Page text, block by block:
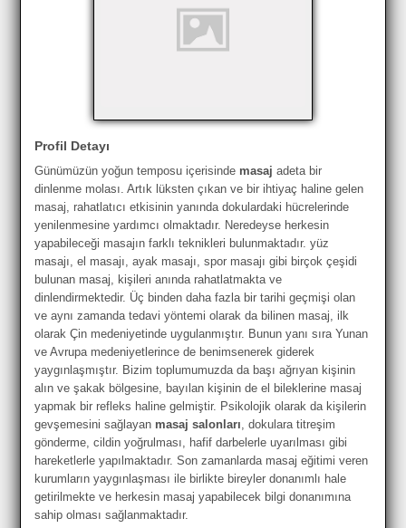
Profil Detayı
Günümüzün yoğun temposu içerisinde masaj adeta bir
dinlenme molası. Artık lüksten çıkan ve bir ihtiyaç haline gelen
masaj, rahatlatıcı etkisinin yanında dokulardaki hücrelerinde
yenilenmesine yardımcı olmaktadır. Neredeyse herkesin
yapabileceği masajın farklı teknikleri bulunmaktadır. yüz
masajı, el masajı, ayak masajı, spor masajı gibi birçok çeşidi
bulunan masaj, kişileri anında rahatlatmakta ve
dinlendirmektedir. Üç binden daha fazla bir tarihi geçmişi olan
ve aynı zamanda tedavi yöntemi olarak da bilinen masaj, ilk
olarak Çin medeniyetinde uygulanmıştır. Bunun yanı sıra Yunan
ve Avrupa medeniyetlerince de benimsenerek giderek
yaygınlaşmıştır. Bizim toplumumuzda da başı ağrıyan kişinin
alın ve şakak bölgesine, bayılan kişinin de el bileklerine masaj
yapmak bir refleks haline gelmiştir. Psikolojik olarak da kişilerin
gevşemesini sağlayan masaj salonları , dokulara titreşim
gönderme, cildin yoğrulması, hafif darbelerle uyarılması gibi
hareketlerle yapılmaktadır. Son zamanlarda masaj eğitimi veren
kurumların yaygınlaşması ile birlikte bireyler donanımlı hale
getirilmekte ve herkesin masaj yapabilecek bilgi donanımına
sahip olması sağlanmaktadır.